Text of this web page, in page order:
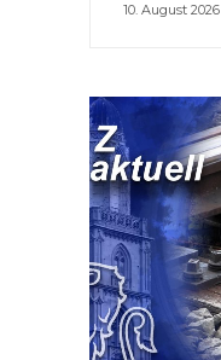
10. August 2026